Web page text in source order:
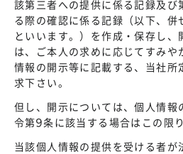
該第三者への提供に係る記録及び
る際の確認に係る記録（以下、併
といいます。）を作成・保存し、
は、ご本人の求めに応じてすみや
情報の開示等に記載する、当社所
求下さい。
但し、開示については、個人情報
令第9条に該当する場合はこの限
当該個人情報の提供を受ける者